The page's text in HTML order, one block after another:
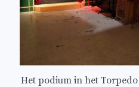
Het podium in het Torpedo